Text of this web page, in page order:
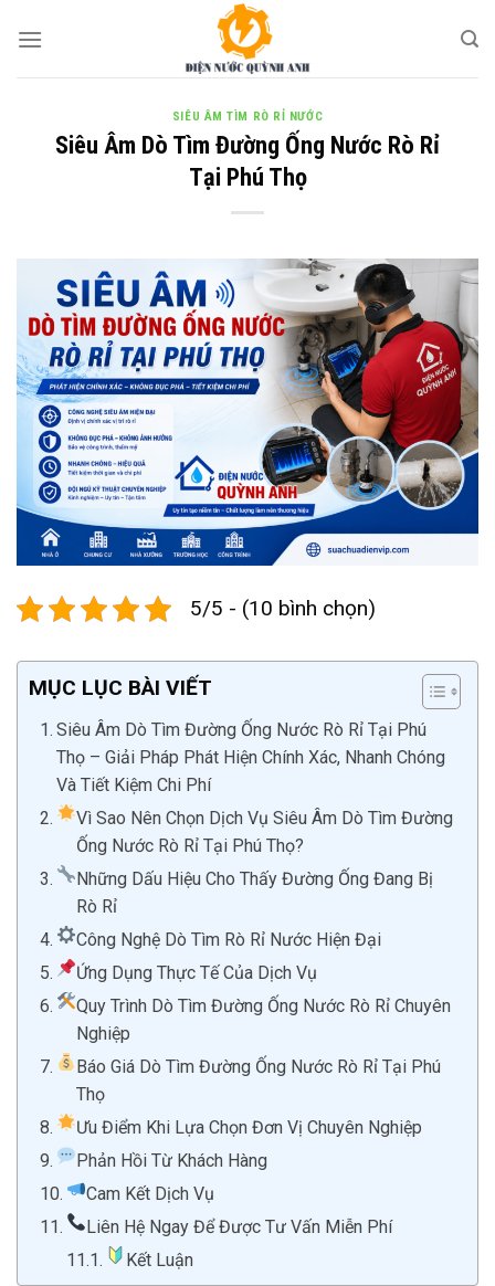
SIÊU ÂM TÌM RÒ RỈ NƯỚC
Siêu Âm Dò Tìm Đường Ống Nước Rò Rỉ
Tại Phú Thọ
5/5 - (10 bình chọn)
MỤC LỤC BÀI VIẾT
Siêu Âm Dò Tìm Đường Ống Nước Rò Rỉ Tại Phú
Thọ – Giải Pháp Phát Hiện Chính Xác, Nhanh Chóng
Và Tiết Kiệm Chi Phí
Vì Sao Nên Chọn Dịch Vụ Siêu Âm Dò Tìm Đường
Ống Nước Rò Rỉ Tại Phú Thọ?
Những Dấu Hiệu Cho Thấy Đường Ống Đang Bị
Rò Rỉ
Công Nghệ Dò Tìm Rò Rỉ Nước Hiện Đại
Ứng Dụng Thực Tế Của Dịch Vụ
Quy Trình Dò Tìm Đường Ống Nước Rò Rỉ Chuyên
Nghiệp
Báo Giá Dò Tìm Đường Ống Nước Rò Rỉ Tại Phú
Thọ
Ưu Điểm Khi Lựa Chọn Đơn Vị Chuyên Nghiệp
Phản Hồi Từ Khách Hàng
Cam Kết Dịch Vụ
Liên Hệ Ngay Để Được Tư Vấn Miễn Phí
Kết Luận